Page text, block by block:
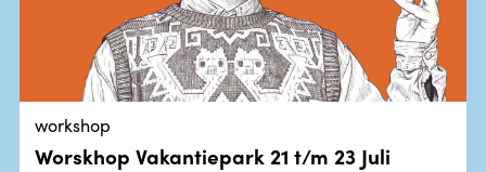
workshop
Worskhop Vakantiepark 21 t/m 23 Juli